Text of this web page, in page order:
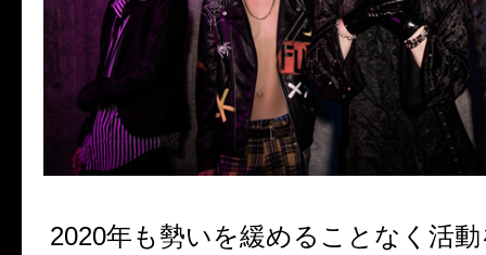
2020年も勢いを緩めることなく活